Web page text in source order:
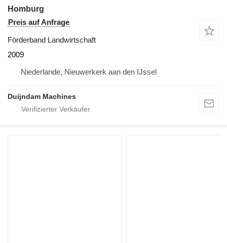
Homburg
Preis auf Anfrage
Förderband Landwirtschaft
2009
Niederlande, Nieuwerkerk aan den IJssel
Duijndam Machines